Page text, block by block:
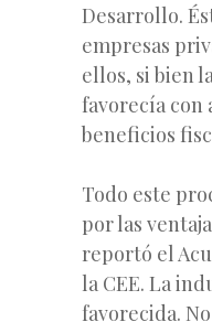
Desarrollo.
empresas
ellos, si bien
favorecía con
beneficios
Todo este
por las
reportó el
la CEE. La
favorecida.